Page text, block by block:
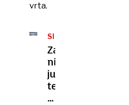
vrta.
SPOMLADANSKA
POZEBA
Zaradi
nizkih
jutranjih
temperatur
v